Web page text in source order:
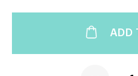
ADD